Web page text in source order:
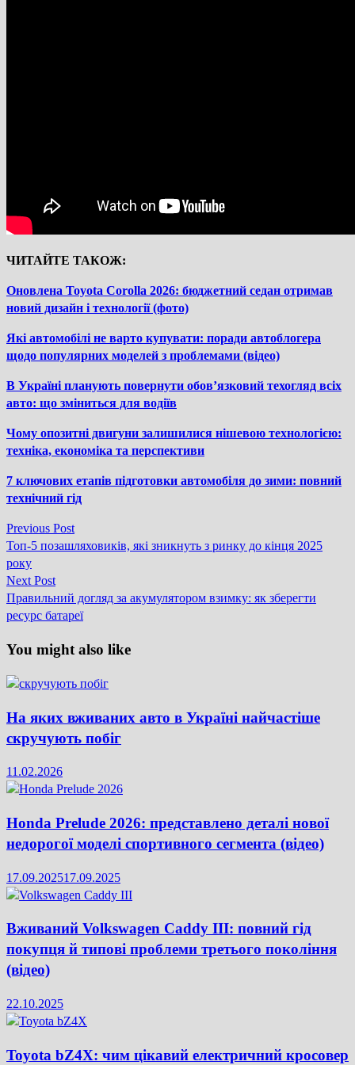
ЧИТАЙТЕ ТАКОЖ:
Оновлена Toyota Corolla 2026: бюджетний седан отримав
новий дизайн і технології (фото)
Які автомобілі не варто купувати: поради автоблогера
щодо популярних моделей з проблемами (відео)
В Україні планують повернути обов’язковий техогляд всіх
авто: що зміниться для водіїв
Чому опозитні двигуни залишилися нішевою технологією:
техніка, економіка та перспективи
7 ключових етапів підготовки автомобіля до зими: повний
технічний гід
Навігація
записів
Previous PostPrevious
post:
Топ-5 позашляховиків, які зникнуть з ринку до кінця 2025
року
Next PostNext
post:
Правильний догляд за акумулятором взимку: як зберегти
ресурс батареї
You might also like
На яких вживаних авто в Україні найчастіше
скручують побіг
11.02.2026
Honda Prelude 2026: представлено деталі нової
недорогої моделі спортивного сегмента (відео)
17.09.202517.09.2025
Вживаний Volkswagen Caddy III: повний гід
покупця й типові проблеми третього покоління
(відео)
22.10.2025
Toyota bZ4X: чим цікавий електричний кросовер